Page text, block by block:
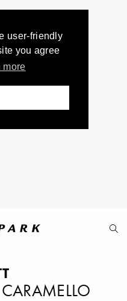
user-friendly
you agree
more